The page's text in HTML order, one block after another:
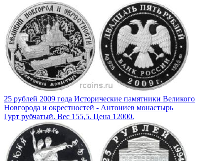
25 рублей 2009 года Исторические памятники Великого
Новгорода и окрестностей - Антониев монастырь
Гурт рубчатый. Вес 155,5. Цена 12000.